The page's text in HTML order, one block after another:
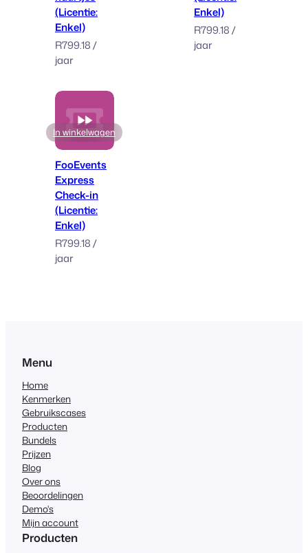
(Licentie:
Enkel)
R799.18/
jaar
Enkel)
R799.18 /
jaar
In winkelwagen
FooEvents
Express
Check-in
(Licentie:
Enkel)
R799.18/
jaar
Menu
Home
Kenmerken
Gebruikscases
Producten
Bundels
Prijzen
Blog
Over ons
Beoordelingen
Demo's
Mijn account
Producten